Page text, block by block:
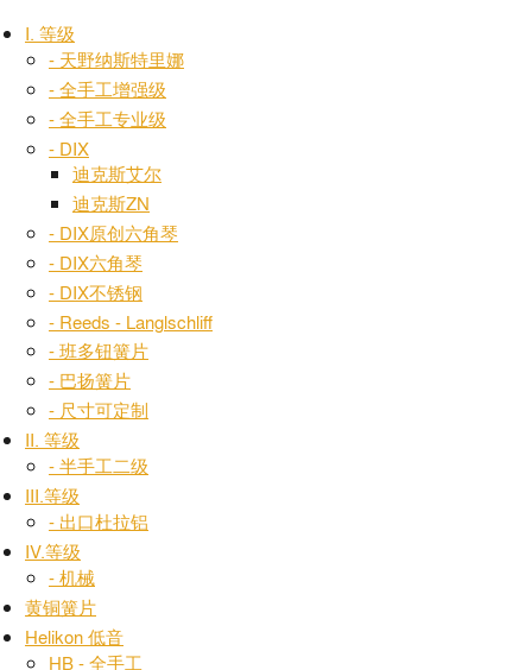
I. 等级
- 天野纳斯特里娜
- 全手工增强级
- 全手工专业级
- DIX
迪克斯艾尔
迪克斯ZN
- DIX原创六角琴
- DIX六角琴
- DIX不锈钢
- Reeds - Langlschliff
- 班多钮簧片
- 巴扬簧片
- 尺寸可定制
II. 等级
- 半手工二级
III.等级
- 出口杜拉铝
IV.等级
- 机械
黄铜簧片
Helikon 低音
HB - 全手工